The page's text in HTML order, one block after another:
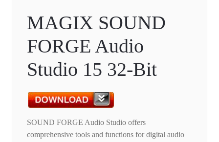
MAGIX SOUND
FORGE Audio
Studio 15 32-Bit
SOUND FORGE Audio Studio offers
comprehensive tools and functions for digital audio